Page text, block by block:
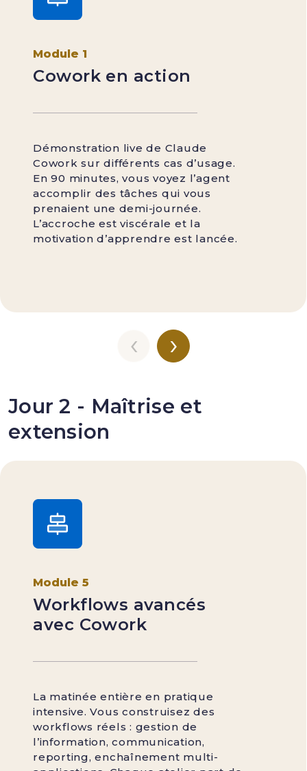
Module 1
Cowork en action
Démonstration live de Claude
Cowork sur différents cas d’usage.
En 90 minutes, vous voyez l’agent
accomplir des tâches qui vous
prenaient une demi-journée.
L’accroche est viscérale et la
motivation d’apprendre est lancée.
‹ ›
Jour 2 - Maîtrise et
extension
Module 5
Workflows avancés
avec Cowork
La matinée entière en pratique
intensive. Vous construisez des
workflows réels : gestion de
l’information, communication,
reporting, enchaînement multi-